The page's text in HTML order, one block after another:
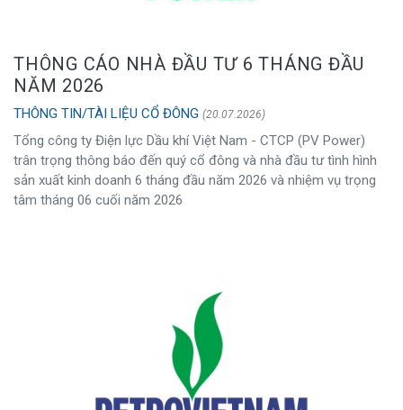
THÔNG CÁO NHÀ ĐẦU TƯ 6 THÁNG ĐẦU
NĂM 2026
THÔNG TIN/TÀI LIỆU CỔ ĐÔNG (20.07.2026)
Tổng công ty Điện lực Dầu khí Việt Nam - CTCP (PV Power)
trân trọng thông báo đến quý cổ đông và nhà đầu tư tình hình
sản xuất kinh doanh 6 tháng đầu năm 2026 và nhiệm vụ trọng
tâm tháng 06 cuối năm 2026